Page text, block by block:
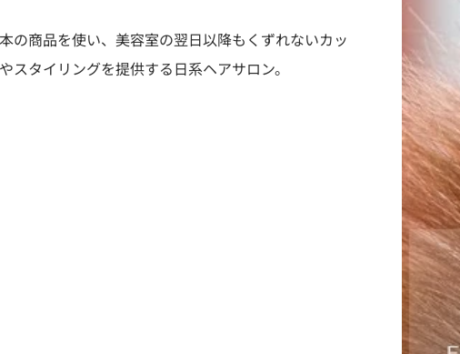
の商品を使い、美容室の翌日以降もくずれないカッ
スタイリングを提供する日系ヘアサロン。